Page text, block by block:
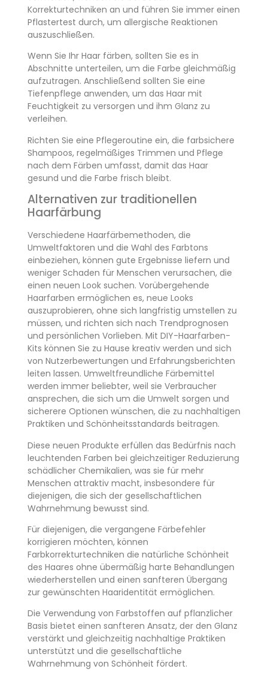
Korrekturtechniken an und führen Sie immer einen
Pflastertest durch, um allergische Reaktionen
auszuschließen.
Wenn Sie Ihr Haar färben, sollten Sie es in
Abschnitte unterteilen, um die Farbe gleichmäßig
aufzutragen. Anschließend sollten Sie eine
Tiefenpflege anwenden, um das Haar mit
Feuchtigkeit zu versorgen und ihm Glanz zu
verleihen.
Richten Sie eine Pflegeroutine ein, die farbsichere
Shampoos, regelmäßiges Trimmen und Pflege
nach dem Färben umfasst, damit das Haar
gesund und die Farbe frisch bleibt.
Alternativen zur traditionellen
Haarfärbung
Verschiedene Haarfärbemethoden, die
Umweltfaktoren und die Wahl des Farbtons
einbeziehen, können gute Ergebnisse liefern und
weniger Schaden für Menschen verursachen, die
einen neuen Look suchen. Vorübergehende
Haarfarben ermöglichen es, neue Looks
auszuprobieren, ohne sich langfristig umstellen zu
müssen, und richten sich nach Trendprognosen
und persönlichen Vorlieben. Mit DIY-Haarfarben-
Kits können Sie zu Hause kreativ werden und sich
von Nutzerbewertungen und Erfahrungsberichten
leiten lassen. Umweltfreundliche Färbemittel
werden immer beliebter, weil sie Verbraucher
ansprechen, die sich um die Umwelt sorgen und
sicherere Optionen wünschen, die zu nachhaltigen
Praktiken und Schönheitsstandards beitragen.
Diese neuen Produkte erfüllen das Bedürfnis nach
leuchtenden Farben bei gleichzeitiger Reduzierung
schädlicher Chemikalien, was sie für mehr
Menschen attraktiv macht, insbesondere für
diejenigen, die sich der gesellschaftlichen
Wahrnehmung bewusst sind.
Für diejenigen, die vergangene Färbefehler
korrigieren möchten, können
Farbkorrekturtechniken die natürliche Schönheit
des Haares ohne übermäßig harte Behandlungen
wiederherstellen und einen sanfteren Übergang
zur gewünschten Haaridentität ermöglichen.
Die Verwendung von Farbstoffen auf pflanzlicher
Basis bietet einen sanfteren Ansatz, der den Glanz
verstärkt und gleichzeitig nachhaltige Praktiken
unterstützt und die gesellschaftliche
Wahrnehmung von Schönheit fördert.